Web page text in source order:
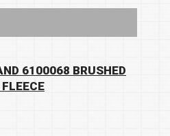
6100068 BRUSHED